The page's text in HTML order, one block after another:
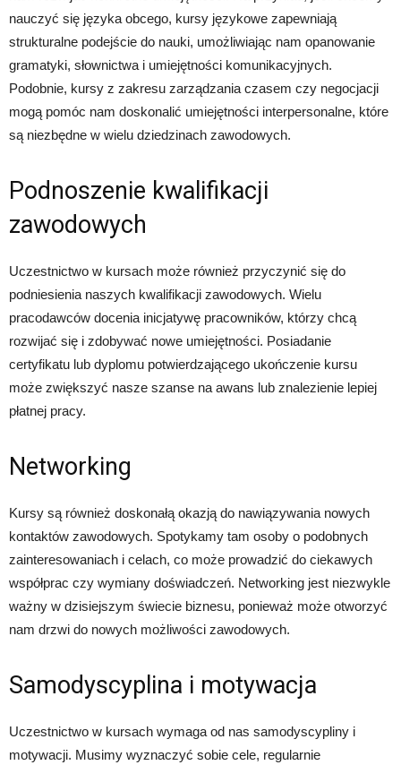
nauczyć się języka obcego, kursy językowe zapewniają
strukturalne podejście do nauki, umożliwiając nam opanowanie
gramatyki, słownictwa i umiejętności komunikacyjnych.
Podobnie, kursy z zakresu zarządzania czasem czy negocjacji
mogą pomóc nam doskonalić umiejętności interpersonalne, które
są niezbędne w wielu dziedzinach zawodowych.
Podnoszenie kwalifikacji
zawodowych
Uczestnictwo w kursach może również przyczynić się do
podniesienia naszych kwalifikacji zawodowych. Wielu
pracodawców docenia inicjatywę pracowników, którzy chcą
rozwijać się i zdobywać nowe umiejętności. Posiadanie
certyfikatu lub dyplomu potwierdzającego ukończenie kursu
może zwiększyć nasze szanse na awans lub znalezienie lepiej
płatnej pracy.
Networking
Kursy są również doskonałą okazją do nawiązywania nowych
kontaktów zawodowych. Spotykamy tam osoby o podobnych
zainteresowaniach i celach, co może prowadzić do ciekawych
współprac czy wymiany doświadczeń. Networking jest niezwykle
ważny w dzisiejszym świecie biznesu, ponieważ może otworzyć
nam drzwi do nowych możliwości zawodowych.
Samodyscyplina i motywacja
Uczestnictwo w kursach wymaga od nas samodyscypliny i
motywacji. Musimy wyznaczyć sobie cele, regularnie